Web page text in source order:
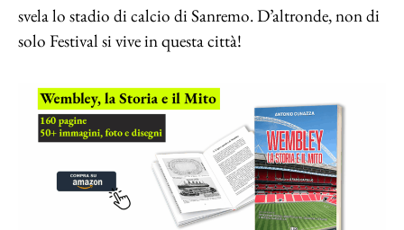
svela lo stadio di calcio di Sanremo. D’altronde, non di
solo Festival si vive in questa città!